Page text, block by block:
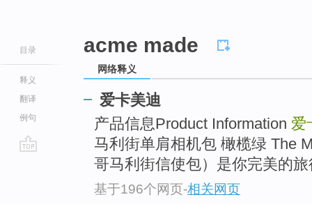
目录
释义
翻译
例句
acme made
网络释义
爱卡美迪
产品信息Product Information 爱
马利街单肩相机包 橄榄绿 The
哥马利街信使包）是你完美的
基于196个网页-相关网页